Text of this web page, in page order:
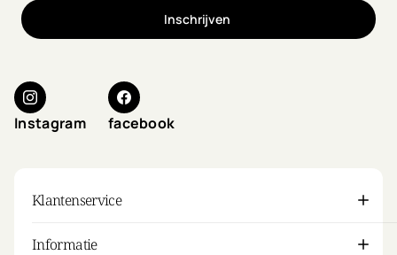
Inschrijven
Instagram facebook
Klantenservice
Informatie